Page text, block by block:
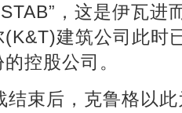
，这是伊瓦进
建筑公司此时
控股公司。
结束后，克鲁格以